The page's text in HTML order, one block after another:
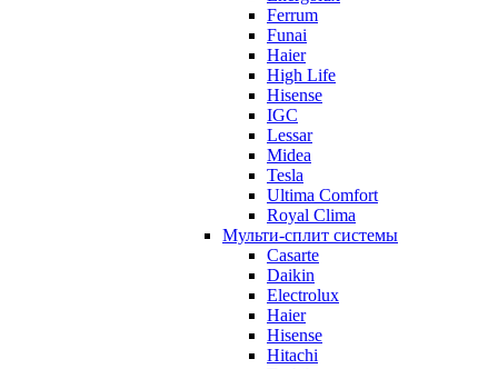
Ferrum
Funai
Haier
High Life
Hisense
IGC
Lessar
Midea
Tesla
Ultima Comfort
Royal Clima
Мульти-сплит системы
Casarte
Daikin
Electrolux
Haier
Hisense
Hitachi